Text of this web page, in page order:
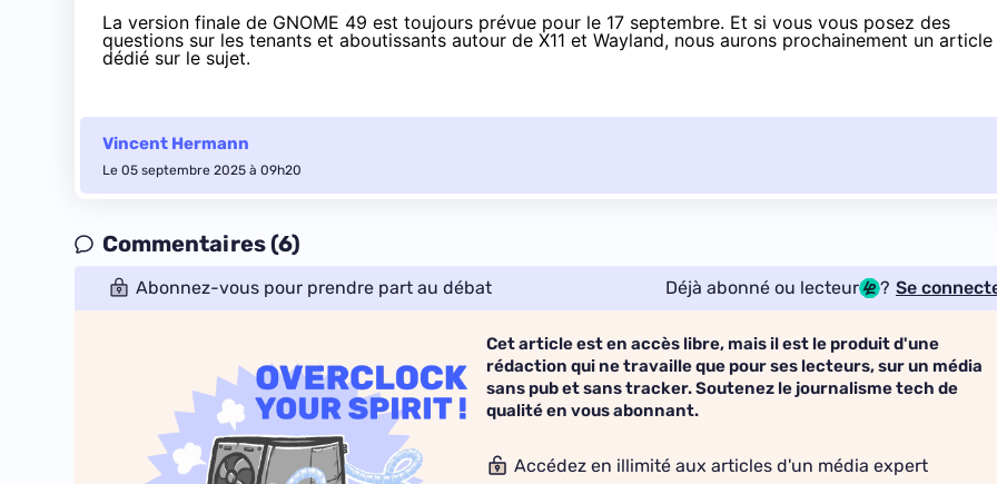
La version finale de GNOME 49 est toujours prévue pour le 17 septembre. Et si vous vous posez des
questions sur les tenants et aboutissants autour de X11 et Wayland, nous aurons prochainement un article
dédié sur le sujet.
Vincent Hermann
Le 05 septembre 2025 à 09h20
Commentaires (6)
Abonnez-vous pour prendre part au débat Déjà abonné ou lecteur ? Se
Cet article est en accès libre, mais il est le produit d'une
rédaction qui ne travaille que pour ses lecteurs, sur un média
sans pub et sans tracker. Soutenez le journalisme tech de
qualité en vous abonnant.
Accédez en illimité aux articles d'un média expert